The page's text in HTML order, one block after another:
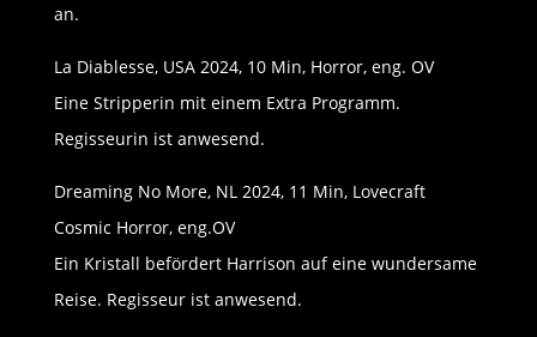
an.
La Diablesse, USA 2024, 10 Min, Horror, eng. OV
Eine Stripperin mit einem Extra Programm.
Regisseurin ist anwesend.
Dreaming No More, NL 2024, 11 Min, Lovecraft
Cosmic Horror, eng.OV
Ein Kristall befördert Harrison auf eine wundersame
Reise. Regisseur ist anwesend.